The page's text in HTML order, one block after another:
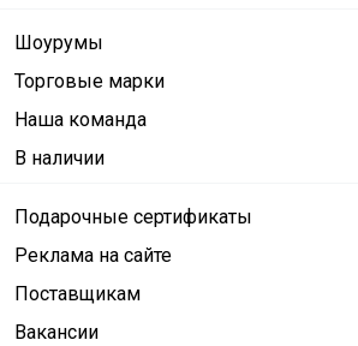
Шоурумы
Торговые марки
Наша команда
В наличии
Подарочные сертификаты
Реклама на сайте
Поставщикам
Вакансии